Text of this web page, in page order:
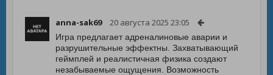
anna-sak69 20 августа 2025 23:05
Игра предлагает адреналиновые аварии и
разрушительные эффектны. Захватывающий
геймплей и реалистичная физика создают
незабываемые ощущения. Возможность